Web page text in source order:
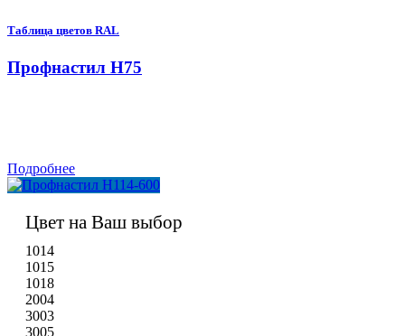
Таблица цветов RAL
Профнастил Н75
Подробнее
Цвет на Ваш выбор
1014
1015
1018
2004
3003
3005